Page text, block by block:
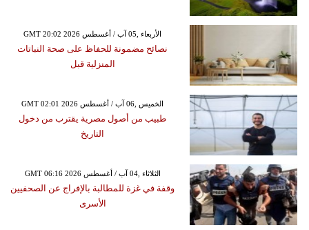
GMT 20:02 2026 الأربعاء ,05 آب / أغسطس
نصائح مضمونة للحفاظ على صحة النباتات
المنزلية قبل
GMT 02:01 2026 الخميس ,06 آب / أغسطس
طبيب من أصول مصرية يقترب من دخول
التاريخ
GMT 06:16 2026 الثلاثاء ,04 آب / أغسطس
وقفة في غزة للمطالبة بالإفراج عن الصحفيين
الأسرى